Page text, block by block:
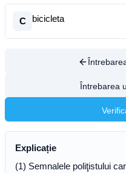
C bicicleta
Întrebarea
Explicație
(1) Semnalele poliţistului